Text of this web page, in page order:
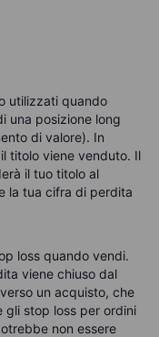
utilizzati quando
una posizione long
di valore). In
titolo viene venduto. Il
il tuo titolo al
la tua cifra di perdita
loss quando vendi.
viene chiuso dal
un acquisto, che
gli stop loss per ordini
non essere